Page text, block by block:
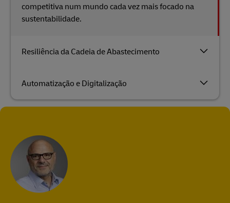
Resiliência da Cadeia de Abastecimento
Automatização e Digitalização
competitiva num mundo cada vez mais focado na
sustentabilidade.